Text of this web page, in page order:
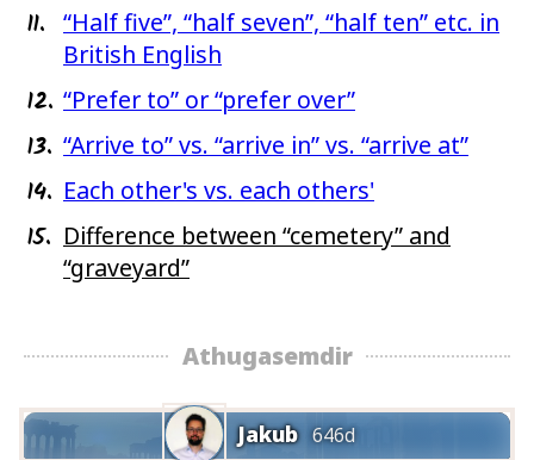
11. “Half five”, “half seven”, “half ten” etc. in
British English
12. “Prefer to” or “prefer over”
13. “Arrive to” vs. “arrive in” vs. “arrive at”
14. Each other's vs. each others'
15. Difference between “cemetery” and
“graveyard”
Athugasemdir
Jakub 646d